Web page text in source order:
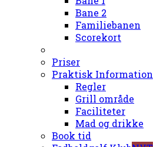
Bane 2
Familiebanen
Scorekort
Priser
Praktisk Information
Regler
Grill område
Faciliteter
Mad og drikke
Book tid